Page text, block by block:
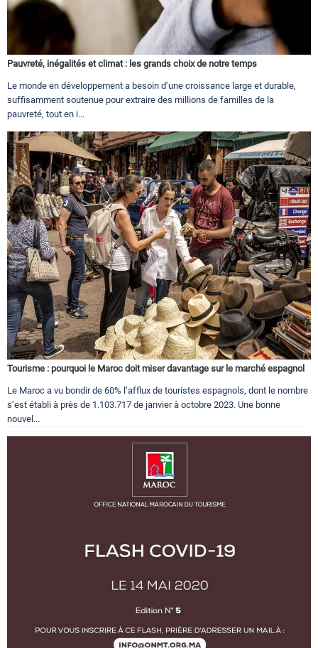
Pauvreté, inégalités et climat : les grands choix de notre temps
Le monde en développement a besoin d’une croissance large et durable,
suffisamment soutenue pour extraire des millions de familles de la
pauvreté, tout en i...
Tourisme : pourquoi le Maroc doit miser davantage sur le marché espagnol
Le Maroc a vu bondir de 60% l’afflux de touristes espagnols, dont le nombre
s’est établi à près de 1.103.717 de janvier à octobre 2023. Une bonne
nouvel...